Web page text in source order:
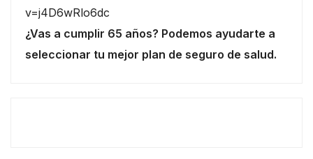
v=j4D6wRlo6dc
¿Vas a cumplir 65 años? Podemos ayudarte a
seleccionar tu mejor plan de seguro de salud.